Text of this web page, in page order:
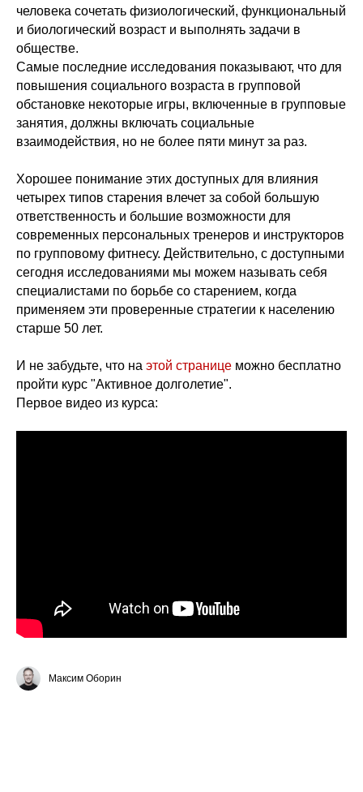
человека сочетать физиологический, функциональный
и биологический возраст и выполнять задачи в
обществе.
Самые последние исследования показывают, что для
повышения социального возраста в групповой
обстановке некоторые игры, включенные в групповые
занятия, должны включать социальные
взаимодействия, но не более пяти минут за раз.
Хорошее понимание этих доступных для влияния
четырех типов старения влечет за собой большую
ответственность и большие возможности для
современных персональных тренеров и инструкторов
по групповому фитнесу. Действительно, с доступными
сегодня исследованиями мы можем называть себя
специалистами по борьбе со старением, когда
применяем эти проверенные стратегии к населению
старше 50 лет.
И не забудьте, что на этой странице можно бесплатно
пройти курс "Активное долголетие".
Первое видео из курса:
Максим Оборин